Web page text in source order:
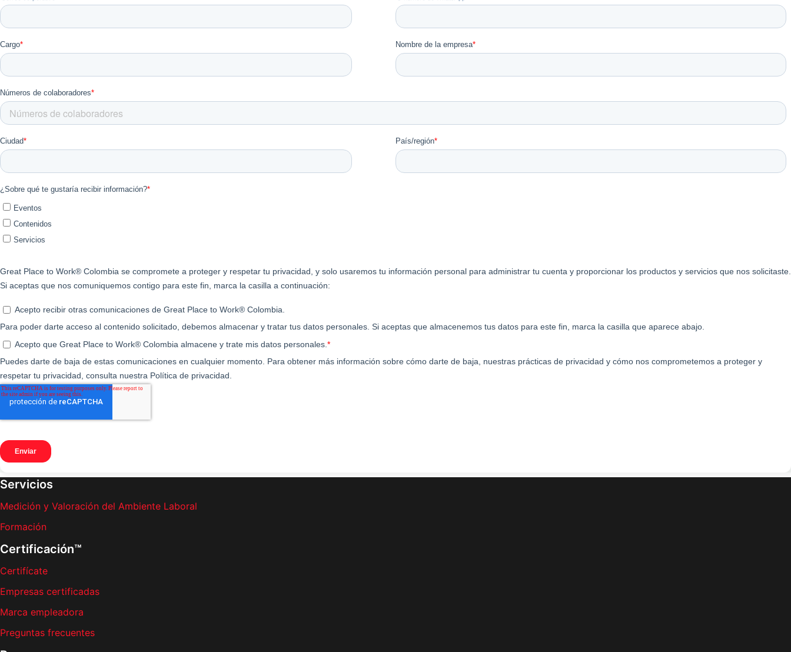
Servicios
Medición y Valoración del Ambiente Laboral
Formación
Certificación™
Certifícate
Empresas certificadas
Marca empleadora
Preguntas frecuentes